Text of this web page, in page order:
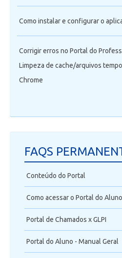
Como instalar e configurar o
Corrigir erros no Portal do
Limpeza de cache/arquivos
Chrome
FAQS
Conteúdo do Portal
Como acessar o Portal do
Portal de Chamados x GLPI
Portal do Aluno - Manual Geral